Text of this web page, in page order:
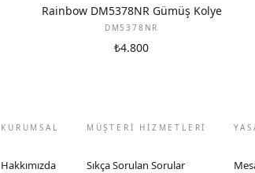
Rainbow DM5378NR Gümüş Kolye
DM5378NR
₺4.800
KURUMSAL
Hakkımızda
MÜŞTERİ HİZMETLERİ
Sıkça Sorulan Sorular